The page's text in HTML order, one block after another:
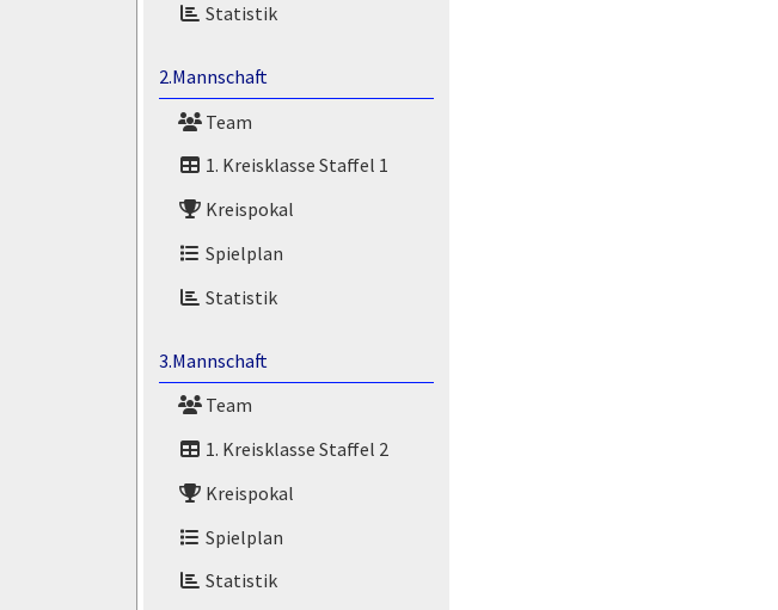
Statistik
2.Mannschaft
Team
1. Kreisklasse Staffel 1
Kreispokal
Spielplan
Statistik
3.Mannschaft
Team
1. Kreisklasse Staffel 2
Kreispokal
Spielplan
Statistik